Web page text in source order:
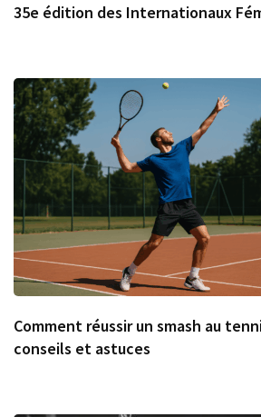
35e édition des Internationaux
Comment réussir un smash au
conseils et astuces